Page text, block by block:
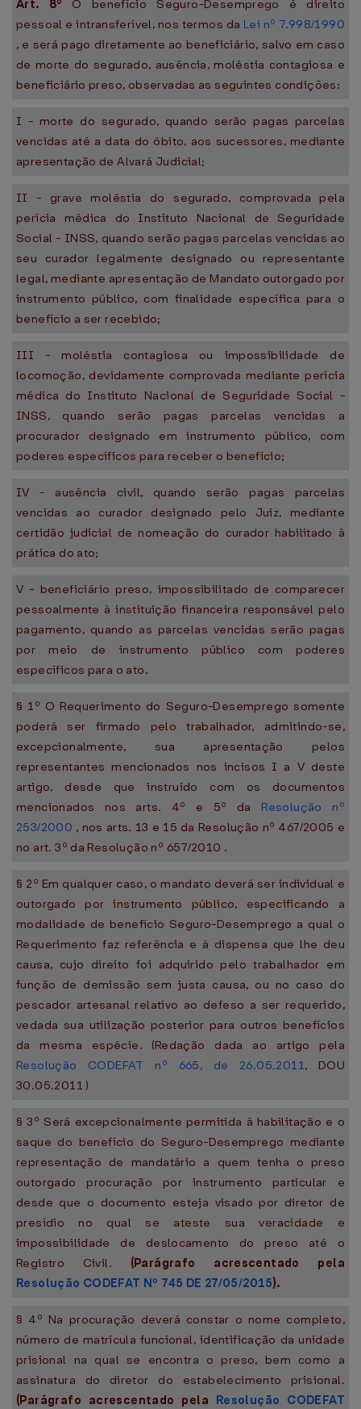
Art. 8º O benefício Seguro-Desemprego é direito
pessoal e intransferível, nos termos da Lei nº 7.998/1990
, e será pago diretamente ao beneficiário, salvo em caso
de morte do segurado, ausência, moléstia contagiosa e
beneficiário preso, observadas as seguintes condições:
I - morte do segurado, quando serão pagas parcelas
vencidas até a data do óbito, aos sucessores, mediante
apresentação de Alvará Judicial;
II - grave moléstia do segurado, comprovada pela
perícia médica do Instituto Nacional de Seguridade
Social - INSS, quando serão pagas parcelas vencidas ao
seu curador legalmente designado ou representante
legal, mediante apresentação de Mandato outorgado por
instrumento público, com finalidade específica para o
benefício a ser recebido;
III - moléstia contagiosa ou impossibilidade de
locomoção, devidamente comprovada mediante perícia
médica do Instituto Nacional de Seguridade Social -
INSS, quando serão pagas parcelas vencidas a
procurador designado em instrumento público, com
poderes específicos para receber o benefício;
IV - ausência civil, quando serão pagas parcelas
vencidas ao curador designado pelo Juiz, mediante
certidão judicial de nomeação do curador habilitado à
prática do ato;
V - beneficiário preso, impossibilitado de comparecer
pessoalmente à instituição financeira responsável pelo
pagamento, quando as parcelas vencidas serão pagas
por meio de instrumento público com poderes
específicos para o ato.
§ 1º O Requerimento do Seguro-Desemprego somente
poderá ser firmado pelo trabalhador, admitindo-se,
excepcionalmente, sua apresentação pelos
representantes mencionados nos incisos I a V deste
artigo, desde que instruído com os documentos
mencionados nos arts. 4º e 5º da Resolução nº
253/2000 , nos arts. 13 e 15 da Resolução nº 467/2005 e
no art. 3º da Resolução nº 657/2010 .
§ 2º Em qualquer caso, o mandato deverá ser individual e
outorgado por instrumento público, especificando a
modalidade de benefício Seguro-Desemprego a qual o
Requerimento faz referência e à dispensa que lhe deu
causa, cujo direito foi adquirido pelo trabalhador em
função de demissão sem justa causa, ou no caso do
pescador artesanal relativo ao defeso a ser requerido,
vedada sua utilização posterior para outros benefícios
da mesma espécie. (Redação dada ao artigo pela
Resolução CODEFAT nº 665, de 26.05.2011, DOU
30.05.2011 )
§ 3º Será excepcionalmente permitida à habilitação e o
saque do benefício do Seguro-Desemprego mediante
representação de mandatário a quem tenha o preso
outorgado procuração por instrumento particular e
desde que o documento esteja visado por diretor de
presídio no qual se ateste sua veracidade e
impossibilidade de deslocamento do preso até o
Registro Civil. (Parágrafo acrescentado pela
Resolução CODEFAT Nº 745 DE 27/05/2015).
§ 4º Na procuração deverá constar o nome completo,
número de matrícula funcional, identificação da unidade
prisional na qual se encontra o preso, bem como a
assinatura do diretor do estabelecimento prisional.
(Parágrafo acrescentado pela Resolução CODEFAT